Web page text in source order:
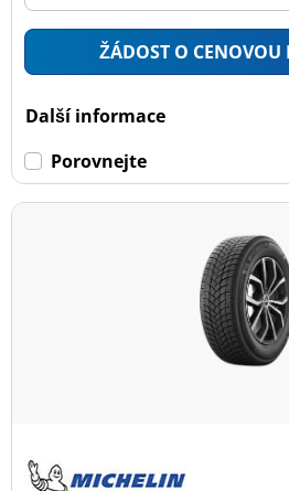
ŽÁDOST O
Další informace
Porovnejte